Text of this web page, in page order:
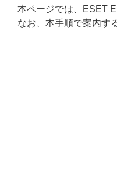
本ページでは、ESET
なお、本手順で案内す